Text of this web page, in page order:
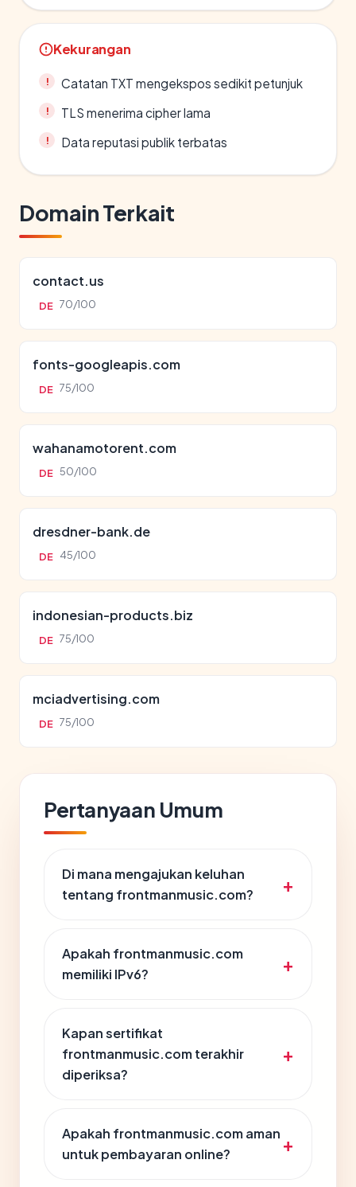
Kekurangan
Catatan TXT mengekspos sedikit petunjuk
TLS menerima cipher lama
Data reputasi publik terbatas
Domain Terkait
contact.us
DE 70/100
fonts-googleapis.com
DE 75/100
wahanamotorent.com
DE 50/100
dresdner-bank.de
DE 45/100
indonesian-products.biz
DE 75/100
mciadvertising.com
DE 75/100
Pertanyaan Umum
Di mana mengajukan keluhan
tentang frontmanmusic.com?
Apakah frontmanmusic.com
memiliki IPv6?
Kapan sertifikat
frontmanmusic.com terakhir
diperiksa?
Apakah frontmanmusic.com aman
untuk pembayaran online?